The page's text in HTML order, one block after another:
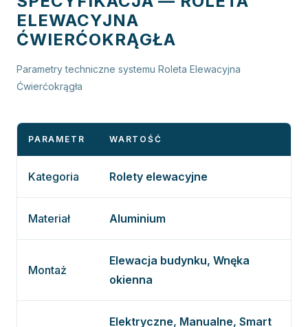
ELEWACYJNA
ĆWIERĆOKRĄGŁA
Parametry techniczne systemu Roleta Elewacyjna
Ćwierćokrągła
PARAMETR WARTOŚĆ
Kategoria Rolety elewacyjne
Materiał Aluminium
Montaż
Elewacja budynku, Wnęka
okienna
Elektryczne, Manualne, Smart